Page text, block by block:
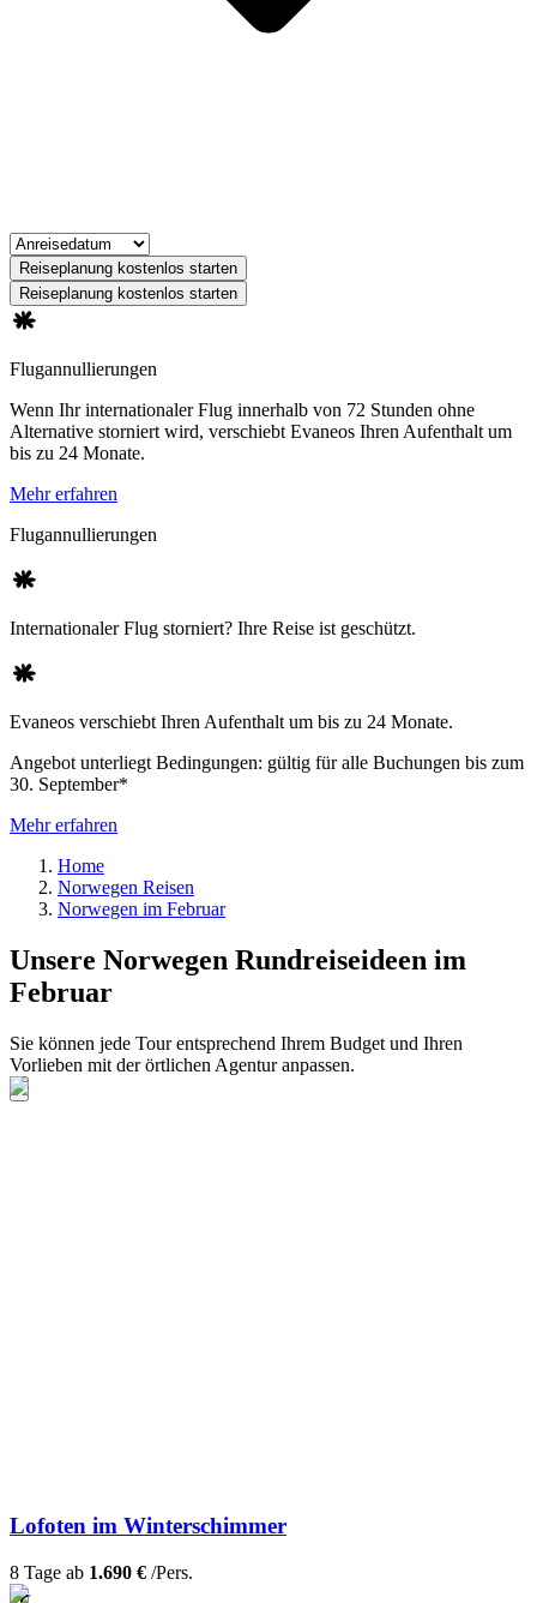
Reiseplanung kostenlos starten
Reiseplanung kostenlos starten
Flugannullierungen
Wenn Ihr internationaler Flug innerhalb von 72 Stunden ohne
Alternative storniert wird, verschiebt Evaneos Ihren Aufenthalt um
bis zu 24 Monate.
Mehr erfahren
Flugannullierungen
Internationaler Flug storniert? Ihre Reise ist geschützt.
Evaneos verschiebt Ihren Aufenthalt um bis zu 24 Monate.
Angebot unterliegt Bedingungen: gültig für alle Buchungen bis zum
30. September*
Mehr erfahren
Home
Norwegen Reisen
Norwegen im Februar
Unsere Norwegen Rundreiseideen im
Februar
Sie können jede Tour entsprechend Ihrem Budget und Ihren
Vorlieben mit der örtlichen Agentur anpassen.
Lofoten im Winterschimmer
8 Tage ab 1.690 € /Pers.